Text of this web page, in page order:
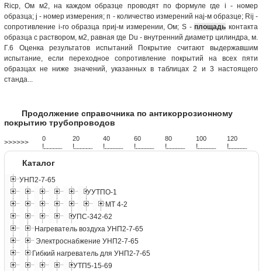
Riсp, Ом м2, на каждом образце проводят по формуле где i - номер
образца; j - номер измерения; п - количество измерений наj-м образце; Rij -
сопротивление i-го образца приj-м измерении, Ом; S -площадь контакта
образца с раствором, м2, равная где Du - внутренний диаметр цилиндра, м.
Г.6 Оценка результатов испытаний Покрытие считают выдержавшим
испытание, если переходное сопротивление покрытий на всех пяти
образцах не ниже значений, указанных в таблицах 2 и 3 настоящего
станда...
Продолжение справочника по антикоррозионному
покрытию трубопроводов
>>>>>> 0
!...................
20
!...................
40
!...................
60
!...................
80
!...................
100
!...................
120
!...................
Каталог
УНП2-7-65
УУТПО-1
МТ 4-2
УПС-342-62
Нагреватель воздуха УНП2-7-65
Электроснабжение УНП2-7-65
Гибкий нагреватель для УНП2-7-65
УТП5-15-69